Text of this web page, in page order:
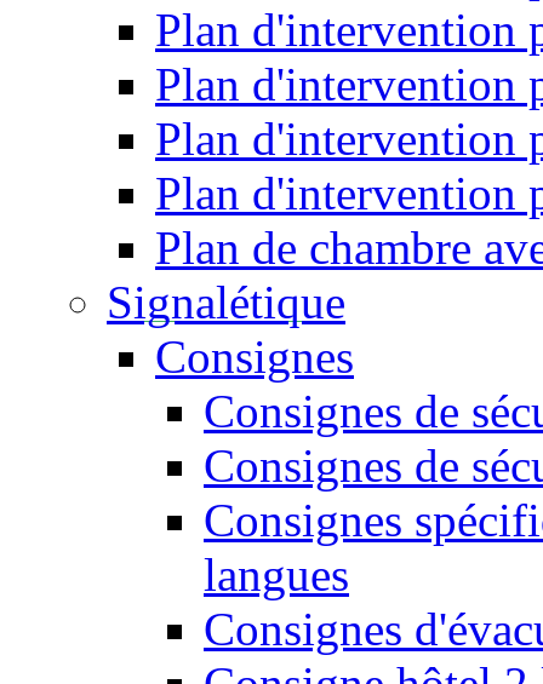
Plan d'intervention
Plan d'intervention
Plan d'intervention
Plan d'intervention
Plan de chambre
Signalétique
Consignes
Consignes de
Consignes de
Consignes
langues
Consignes